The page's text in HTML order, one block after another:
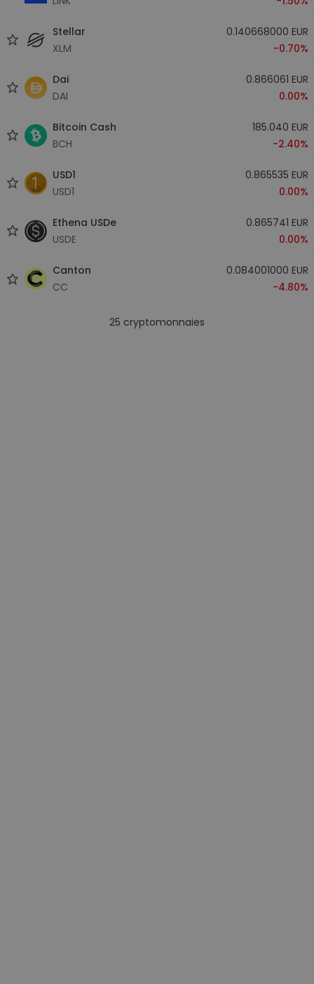
Stellar
XLM
0.140668000 EUR
-0.70%
Dai
DAI
0.866061 EUR
0.00%
Bitcoin Cash
BCH
185.040 EUR
-2.40%
USD1
USD1
0.865535 EUR
0.00%
Ethena USDe
USDE
0.865741 EUR
0.00%
Canton
CC
0.084001000 EUR
-4.80%
25 cryptomonnaies